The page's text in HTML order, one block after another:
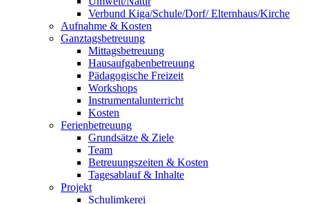
Verbund Kiga/Schule/Dorf/ Elternhaus/Kirche
Aufnahme & Kosten
Ganztagsbetreuung
Mittagsbetreuung
Hausaufgabenbetreuung
Pädagogische Freizeit
Workshops
Instrumentalunterricht
Kosten
Ferienbetreuung
Grundsätze & Ziele
Team
Betreuungszeiten & Kosten
Tagesablauf & Inhalte
Projekt
Schulimkerei